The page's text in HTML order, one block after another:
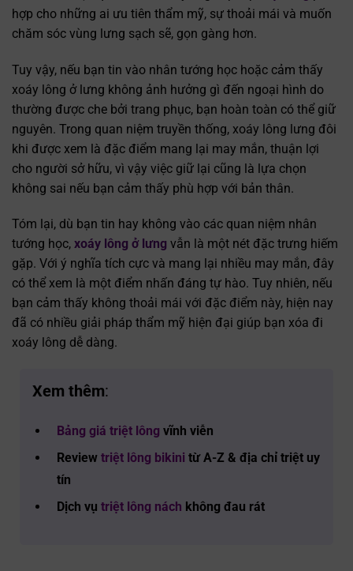
hợp cho những ai ưu tiên thẩm mỹ, sự thoải mái và muốn
chăm sóc vùng lưng sạch sẽ, gọn gàng hơn.
Tuy vậy, nếu bạn tin vào nhân tướng học hoặc cảm thấy
xoáy lông ở lưng không ảnh hưởng gì đến ngoại hình do
thường được che bởi trang phục, bạn hoàn toàn có thể giữ
nguyên. Trong quan niệm truyền thống, xoáy lông lưng đôi
khi được xem là đặc điểm mang lại may mắn, thuận lợi
cho người sở hữu, vì vậy việc giữ lại cũng là lựa chọn
không sai nếu bạn cảm thấy phù hợp với bản thân.
Tóm lại, dù bạn tin hay không vào các quan niệm nhân
tướng học, xoáy lông ở lưng vẫn là một nét đặc trưng hiếm
gặp. Với ý nghĩa tích cực và mang lại nhiều may mắn, đây
có thể xem là một điểm nhấn đáng tự hào. Tuy nhiên, nếu
bạn cảm thấy không thoải mái với đặc điểm này, hiện nay
đã có nhiều giải pháp thẩm mỹ hiện đại giúp bạn xóa đi
xoáy lông dễ dàng.
Xem thêm:
Bảng giá triệt lông vĩnh viễn
Review triệt lông bikini từ A-Z & địa chỉ triệt uy
tín
Dịch vụ triệt lông nách không đau rát